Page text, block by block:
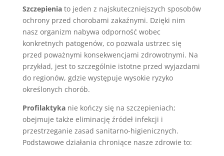
Szczepieniato jeden z najskuteczniejszych sposobów
ochrony przed chorobami zakaźnymi. Dzięki nim
nasz organizm nabywa odporność wobec
konkretnych patogenów, co pozwala ustrzec się
przed poważnymi konsekwencjami zdrowotnymi. Na
przykład, jest to szczególnie istotne przed wyjazdami
do regionów, gdzie występuje wysokie ryzyko
określonych chorób.
Profilaktykanie kończy się na szczepieniach;
obejmuje także eliminację źródeł infekcji i
przestrzeganie zasad sanitarno-higienicznych.
Podstawowe działania chroniące nasze zdrowie to: